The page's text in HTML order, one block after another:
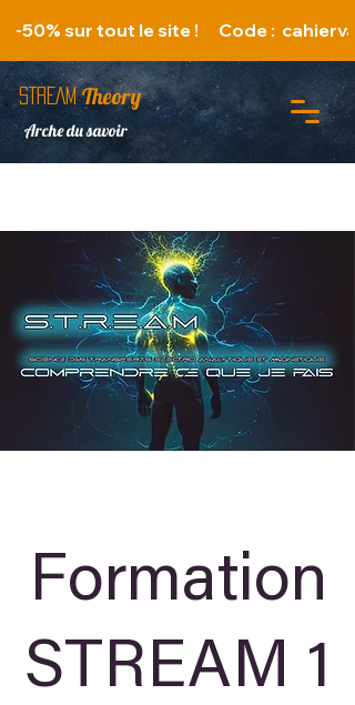
-50% sur tout le site !      Code :
STREAM Theory
Arche du savoir
Formation
STREAM 1